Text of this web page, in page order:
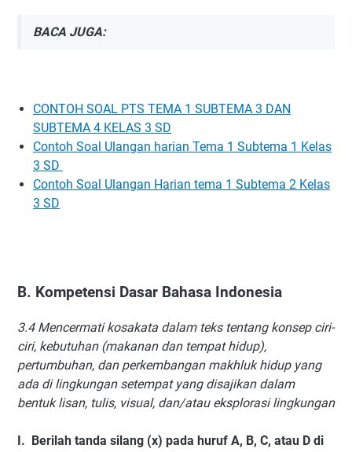
BACA JUGA:
CONTOH SOAL PTS TEMA 1 SUBTEMA 3 DAN
SUBTEMA 4 KELAS 3 SD
Contoh Soal Ulangan harian Tema 1 Subtema 1 Kelas
3 SD
Contoh Soal Ulangan Harian tema 1 Subtema 2 Kelas
3 SD
B. Kompetensi Dasar Bahasa Indonesia
3.4 Mencermati kosakata dalam teks tentang konsep ciri-
ciri, kebutuhan (makanan dan tempat hidup),
pertumbuhan, dan perkembangan makhluk hidup yang
ada di lingkungan setempat yang disajikan dalam
bentuk lisan, tulis, visual, dan/atau eksplorasi lingkungan
I. Berilah tanda silang (x) pada huruf A, B, C, atau D di